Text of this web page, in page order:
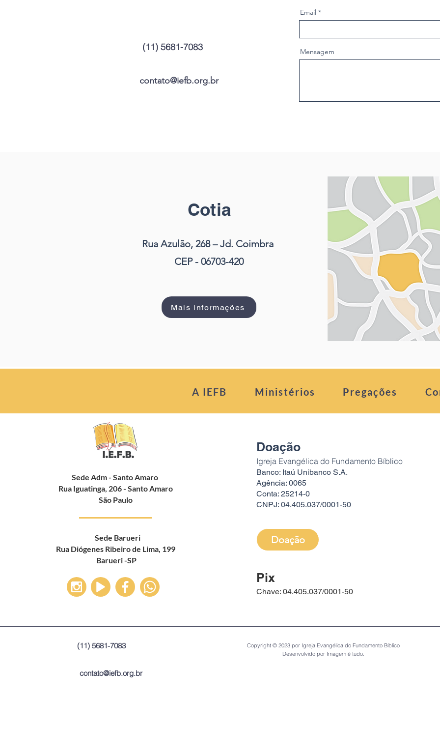
(11) 5681-7083
contato@iefb.org.br
Email
Mensagem
Cotia
Rua Azulão, 268 – Jd. Coimbra
CEP - 06703-420
Mais informações
A IEFB Ministérios Pregações
Sede Adm - Santo Amaro
Rua Iguatinga, 206 - Santo Amaro
São Paulo
Sede Barueri
Rua Diógenes Ribeiro de Lima, 199
Barueri -SP
(11) 5681-7083
contato@iefb.org.br
Doação
Igreja Evangélica do Fundamento Bíblico
Banco: Itaú Unibanco S.A.
Agência: 0065
Conta: 25214-0
CNPJ: 04.405.037/0001-50
Doação
Pix
Chave: 04.405.037/0001-50
Copyright © 2023 por Igreja Evangélica do Fundamento Bíblico
Desenvolvido por Imagem é tudo.